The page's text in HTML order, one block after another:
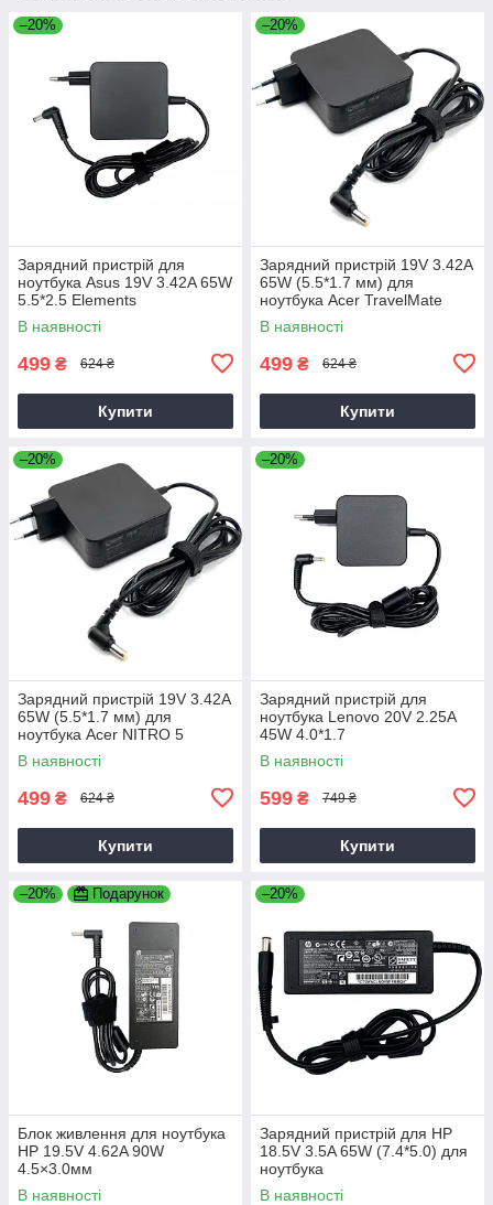
–20%
Зарядний пристрій для
ноутбука Asus 19V 3.42A 65W
5.5*2.5 Elements
В наявності
499 ₴ 624 ₴
Купити
–20%
Зарядний пристрій 19V 3.42A
65W (5.5*1.7 мм) для
ноутбука Acer TravelMate
P2510-G2-M
В наявності
499 ₴ 624 ₴
Купити
–20%
Зарядний пристрій 19V 3.42A
65W (5.5*1.7 мм) для
ноутбука Acer NITRO 5
AN515-31 65
В наявності
499 ₴ 624 ₴
Купити
–20%
Зарядний пристрій для
ноутбука Lenovo 20V 2.25A
45W 4.0*1.7
В наявності
599 ₴ 749 ₴
Купити
–20% Подарунок
Блок живлення для ноутбука
HP 19.5V 4.62A 90W
4.5×3.0мм
В наявності
–20%
Зарядний пристрій для HP
18.5V 3.5A 65W (7.4*5.0) для
ноутбука
В наявності